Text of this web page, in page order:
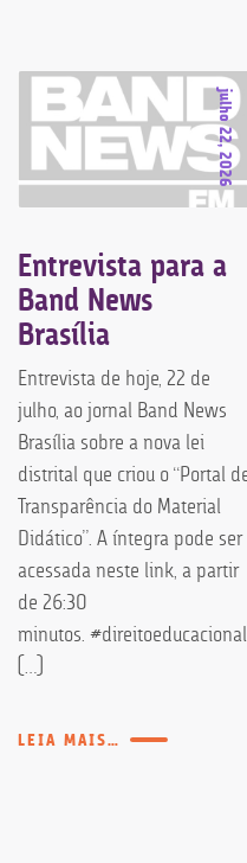
julho 22, 2026
Entrevista para a
Band News
Brasília
Entrevista de hoje, 22 de
julho, ao jornal Band News
Brasília sobre a nova lei
distrital que criou o “Portal
Transparência do Material
Didático”. A íntegra pode ser
acessada neste link, a partir
de 26:30
minutos. #direitoeducacional
[…]
LEIA MAIS…